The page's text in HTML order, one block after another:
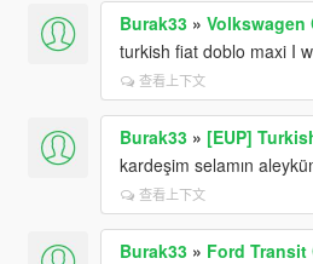
Burak33» Volkswagen
turkish fiat doblo maxi I
查看上下文
Burak33» [EUP]
kardeşim selamın
查看上下文
Burak33» Ford Transit